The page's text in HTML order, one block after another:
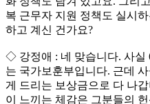
복 근무자 지원 정책도 실시
하고 계신 건가요?
◇ 강정애 : 네 맞습니다. 사실
는 국가보훈부입니다. 근데
게 드리는 보상금으로 다 나
이 느끼는 체감은 그분들의